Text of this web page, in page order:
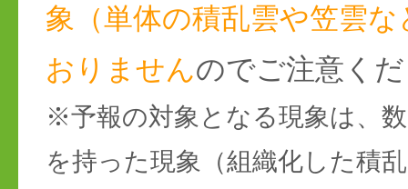
象（単体の積乱雲や笠雲
おりませんのでご注意く
※予報の対象となる現象は、
を持った現象（組織化した積